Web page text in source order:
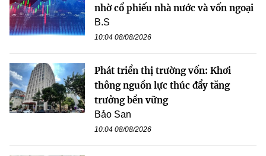
nhờ cổ phiếu nhà nước và vốn ngoại
B.S
10:04 08/08/2026
Phát triển thị trường vốn: Khơi
thông nguồn lực thúc đẩy tăng
trưởng bền vững
Bảo San
10:04 08/08/2026